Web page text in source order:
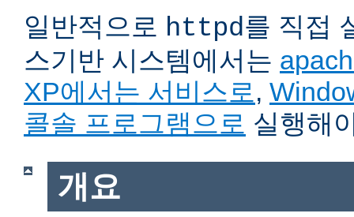
일반적으로 httpd를 직접
스기반 시스템에서는
XP에서는 서비스로 ,
콜솔 프로그램으로 실행해
개요